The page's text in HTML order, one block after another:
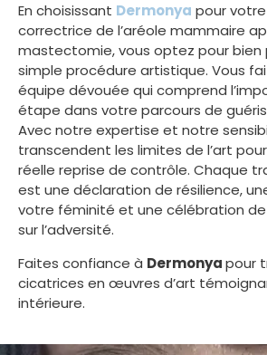
En choisissant Dermonya pour
correctrice de l’aréole mammaire
mastectomie, vous optez pour bien
simple procédure artistique. Vous
équipe dévouée qui comprend
étape dans votre parcours de
Avec notre expertise et notre
transcendent les limites de l’art
réelle reprise de contrôle. Chaque
est une déclaration de résilience,
votre féminité et une célébration
sur l’adversité.
Faites confiance à Dermonyapour
cicatrices en œuvres d’art
intérieure.